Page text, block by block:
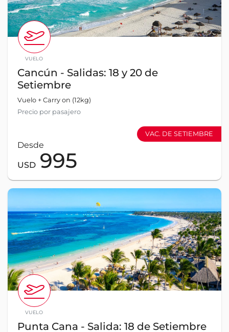
VUELO
Cancún - Salidas: 18 y 20 de
Setiembre
Vuelo + Carry on (12kg)
Precio por pasajero
VAC. DE SETIEMBRE
Desde
USD 995
VUELO
Punta Cana - Salida: 18 de Setiembre